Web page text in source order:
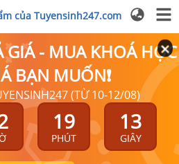
của Tuyensinh247.com
GIÁ - MUA KHOÁ HỌC
BẠN MUỐN❗
(TỪ 10-12/08)
19
PHÚT
13
GIÂY